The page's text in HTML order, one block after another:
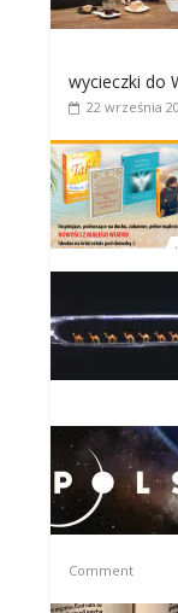
wycieczki do
22 września
Comment